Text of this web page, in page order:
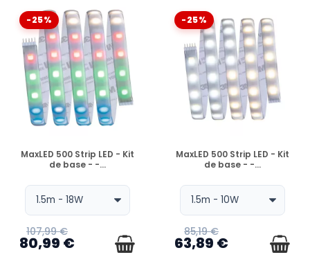
-25%
EN STOCK
MaxLED 500 Strip LED - Kit
de base - -...
107,99 €
80,99 €
-25%
EN STOCK
MaxLED 500 Strip LED - Kit
de base - -...
85,19 €
63,89 €